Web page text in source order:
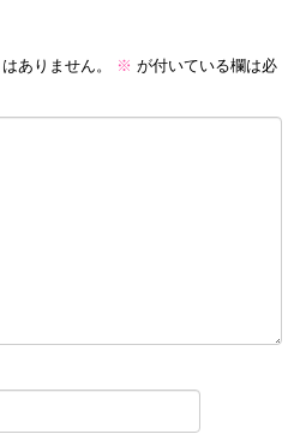
ありません。 ※ が付いている欄は必